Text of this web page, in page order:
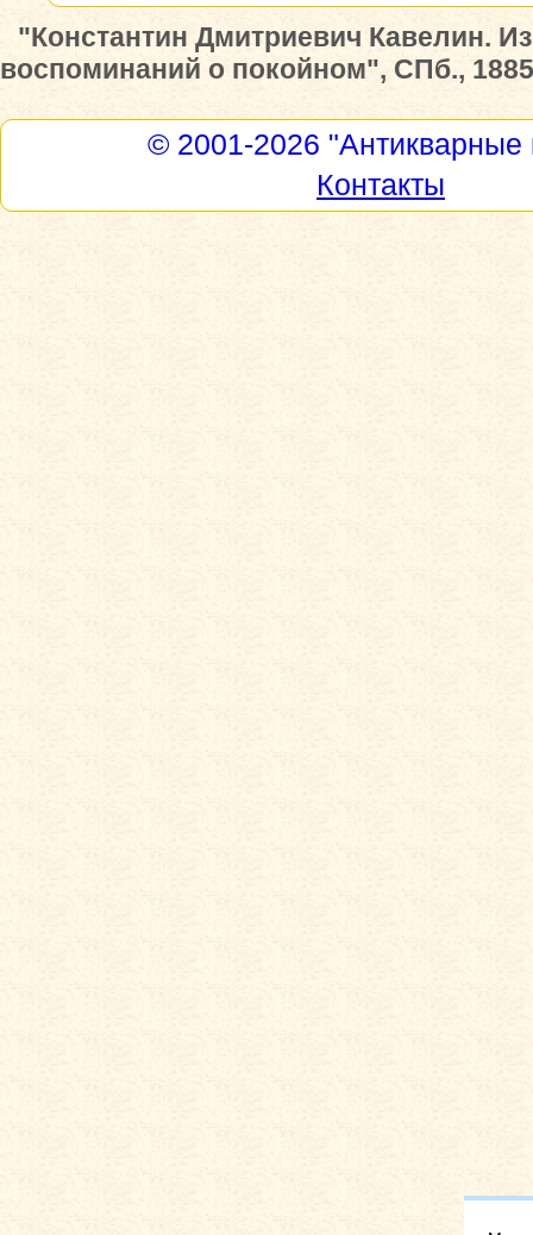
"Константин Дмитриевич Кавелин.
воспоминаний о покойном", СПб., 1885
© 2001-2026 "Антикварные
Контакты